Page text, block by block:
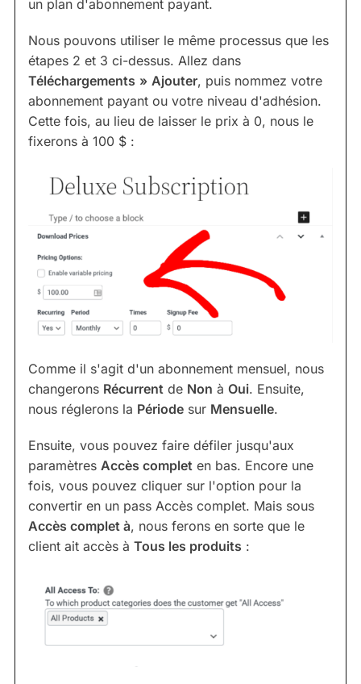
un plan d'abonnement payant.
Nous pouvons utiliser le même processus que les
étapes 2 et 3 ci-dessus. Allez dans
Téléchargements » Ajouter, puis nommez votre
abonnement payant ou votre niveau d'adhésion.
Cette fois, au lieu de laisser le prix à 0, nous le
fixerons à 100 $ :
Comme il s'agit d'un abonnement mensuel, nous
changerons Récurrent de Non à Oui. Ensuite,
nous réglerons la Période sur Mensuelle.
Ensuite, vous pouvez faire défiler jusqu'aux
paramètres Accès complet en bas. Encore une
fois, vous pouvez cliquer sur l'option pour la
convertir en un pass Accès complet. Mais sous
Accès complet à, nous ferons en sorte que le
client ait accès à Tous les produits :